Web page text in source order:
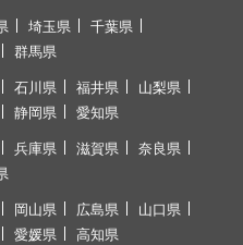
埼玉県
千葉県
群馬県
石川県 福井県
山梨県
静岡県 愛知県
兵庫県 滋賀県
奈良県
岡山県 広島県
山口県
愛媛県 高知県